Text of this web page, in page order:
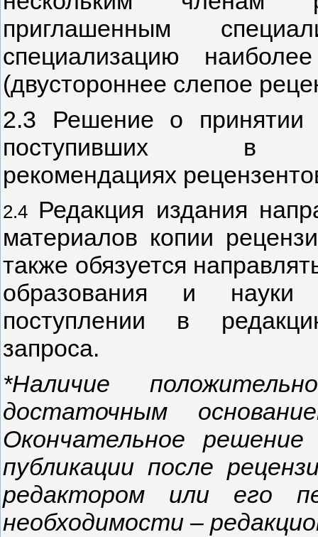
приглашенным
специализацию
(двустороннее слепое
2.3 Решение о принятии
поступивших в
рекомендациях
2.4 Редакция издания
материалов копии
также обязуется
образования и науки
поступлении в
запроса.
*Наличие
достаточным
Окончательное
публикации после
редактором или его
необходимости –